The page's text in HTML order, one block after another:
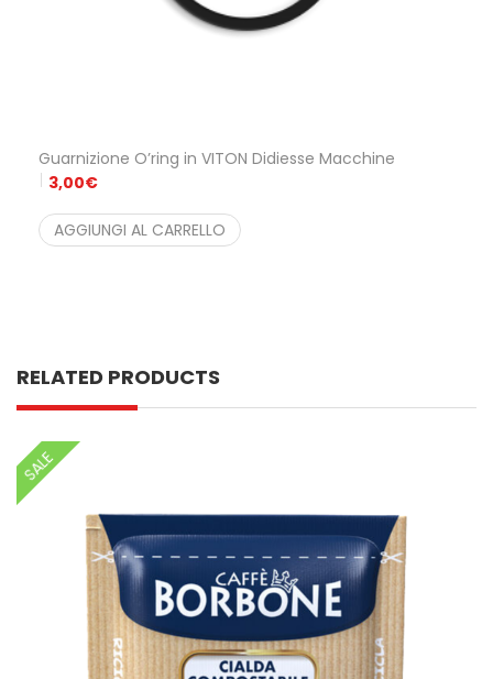
Guarnizione O’ring in VITON Didiesse Macchine
3,00€
AGGIUNGI AL CARRELLO
RELATED PRODUCTS
SALE